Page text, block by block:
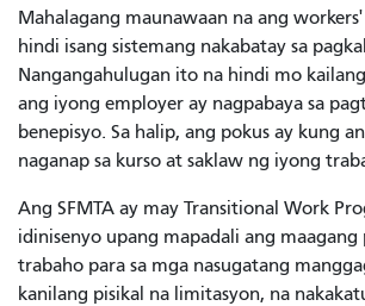
Mahalagang maunawaan na ang
hindi isang sistemang nakabatay sa
Nangangahulugan ito na hindi mo
ang iyong employer ay nagpabaya sa
benepisyo. Sa halip, ang pokus ay kung
naganap sa kurso at saklaw ng iyong
Ang SFMTA ay may Transitional Work
idinisenyo upang mapadali ang maagang
trabaho para sa mga nasugatang
kanilang pisikal na limitasyon, na